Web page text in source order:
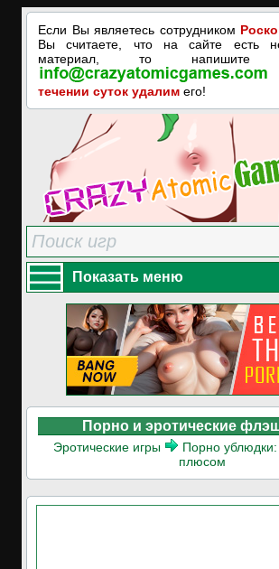
Если Вы являетесь сотрудником
Вы считаете, что на сайте есть
материал, то
течении суток удалим его!
Показать меню
Порно и эротические
Эротические игры
Порно
плюсом